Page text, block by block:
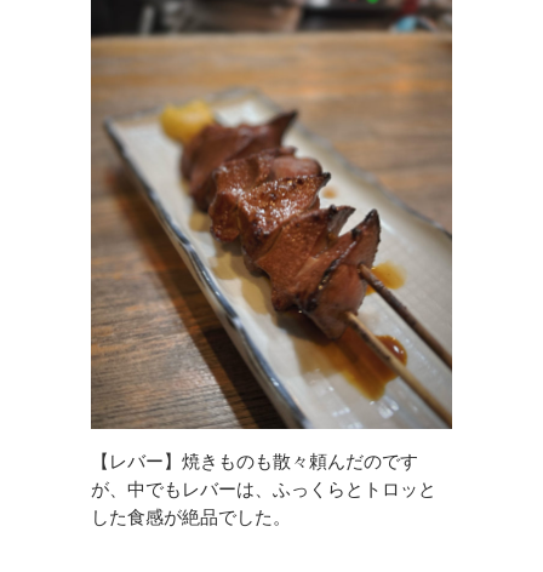
【レバー】焼きものも散々頼んだのです
が、中でもレバーは、ふっくらとトロッと
した食感が絶品でした。